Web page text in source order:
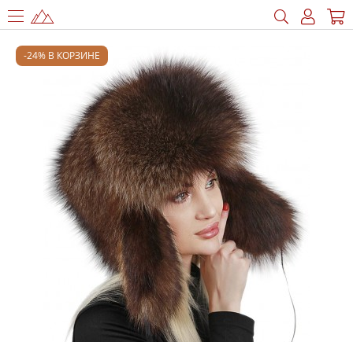
-24% В КОРЗИНЕ